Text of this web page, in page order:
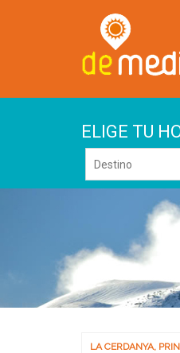
ELIGE TU
LA CERDANYA,